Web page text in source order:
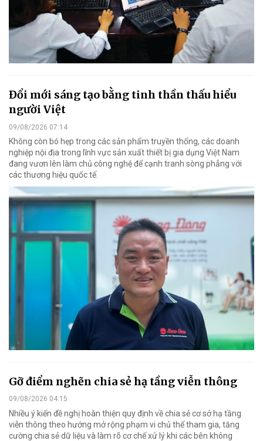
Đổi mới sáng tạo bằng tinh thần thấu hiểu
người Việt
09/08/2026 07:14
Không còn bó hẹp trong các sản phẩm truyền thống, các doanh
nghiệp nội địa trong lĩnh vực sản xuất thiết bị gia dụng Việt Nam
đang vươn lên làm chủ công nghệ để cạnh tranh sòng phẳng với
các thương hiệu quốc tế.
Gỡ điểm nghẽn chia sẻ hạ tầng viễn thông
09/08/2026 04:15
Nhiều ý kiến đề nghị hoàn thiện quy định về chia sẻ cơ sở hạ tầng
viễn thông theo hướng mở rộng phạm vi chủ thể tham gia, tăng
cường chia sẻ dữ liệu và làm rõ cơ chế xử lý khi các bên không